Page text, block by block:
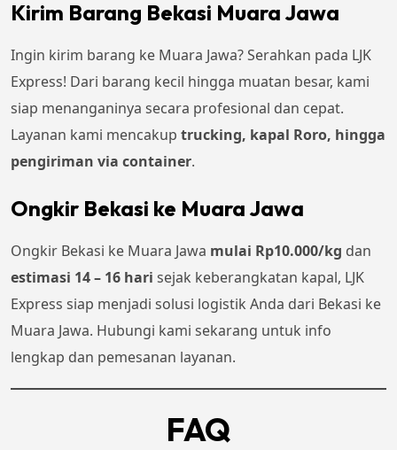
Kirim Barang Bekasi Muara Jawa
Ingin kirim barang ke Muara Jawa? Serahkan pada LJK
Express! Dari barang kecil hingga muatan besar, kami
siap menanganinya secara profesional dan cepat.
Layanan kami mencakup trucking, kapal Roro, hingga
pengiriman via container.
Ongkir Bekasi ke Muara Jawa
Ongkir Bekasi ke Muara Jawa mulai Rp10.000/kg dan
estimasi 14 – 16 hari sejak keberangkatan kapal, LJK
Express siap menjadi solusi logistik Anda dari Bekasi ke
Muara Jawa. Hubungi kami sekarang untuk info
lengkap dan pemesanan layanan.
FAQ